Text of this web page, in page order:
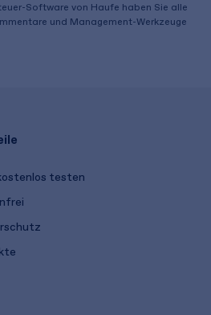
Software von Haufe haben Sie alle
und Management-Werkzeuge
testen